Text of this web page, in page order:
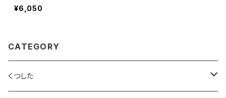
¥6,050
CATEGORY
くつした